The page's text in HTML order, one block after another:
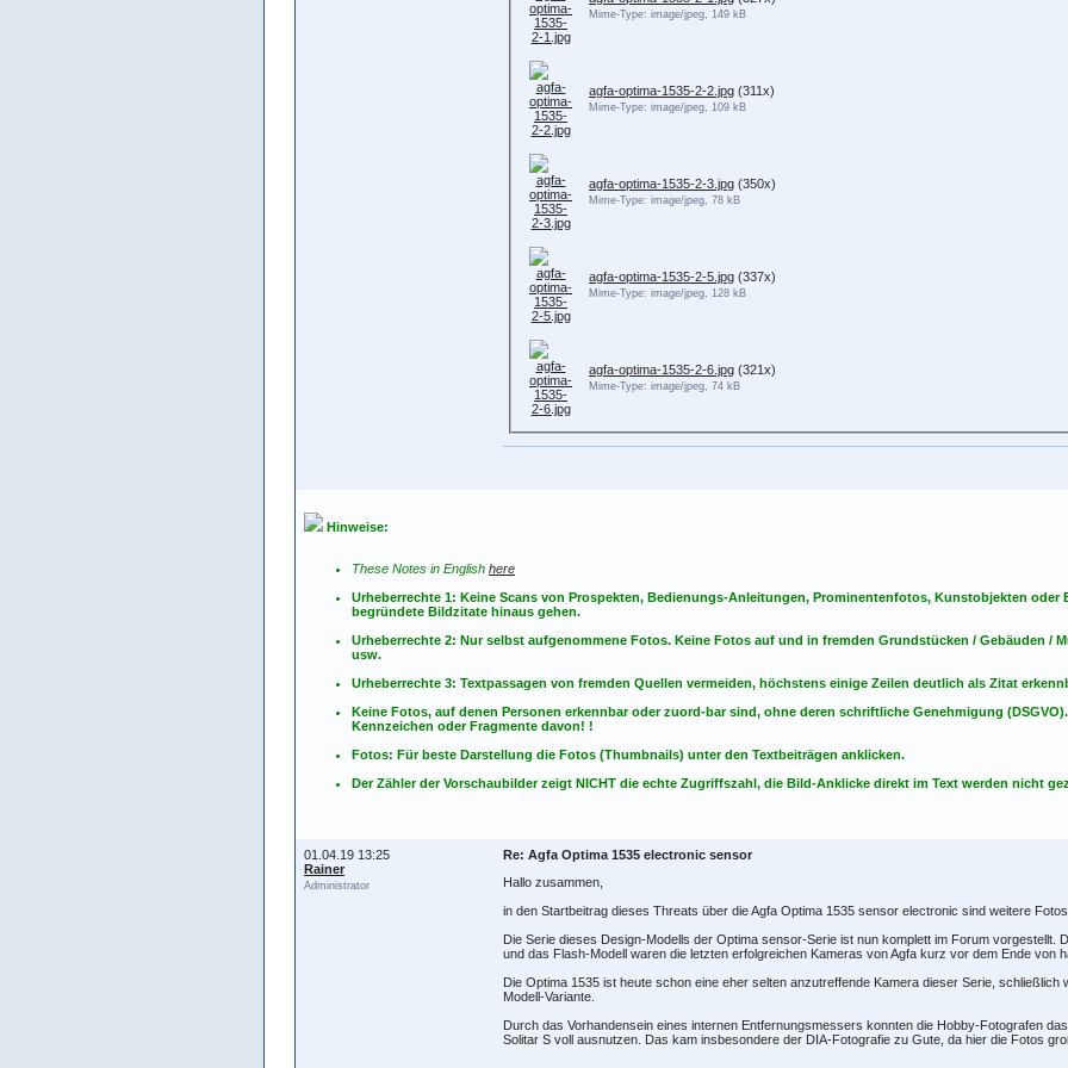
Mime-Type: image/jpeg, 149 kB
agfa-optima-1535-2-2.jpg (311x)
Mime-Type: image/jpeg, 109 kB
agfa-optima-1535-2-3.jpg (350x)
Mime-Type: image/jpeg, 78 kB
agfa-optima-1535-2-5.jpg (337x)
Mime-Type: image/jpeg, 128 kB
agfa-optima-1535-2-6.jpg (321x)
Mime-Type: image/jpeg, 74 kB
Hinweise:
These Notes in English here
Urheberrechte 1: Keine Scans von Prospekten, Bedienungs-Anleitungen, Prominentenfotos, Kunstobjekten
begründete Bildzitate hinaus gehen.
Urheberrechte 2: Nur selbst aufgenommene Fotos. Keine Fotos auf und in fremden Grundstücken / Gebäuden /
usw.
Urheberrechte 3: Textpassagen von fremden Quellen vermeiden, höchstens einige Zeilen deutlich als Zitat
Keine Fotos, auf denen Personen erkennbar oder zuord-bar sind, ohne deren schriftliche Genehmigung
Kennzeichen oder Fragmente davon! !
Fotos: Für beste Darstellung die Fotos (Thumbnails) unter den Textbeiträgen anklicken.
Der Zähler der Vorschaubilder zeigt NICHT die echte Zugriffszahl, die Bild-Anklicke direkt im Text werden nicht
01.04.19 13:25
Rainer
Administrator
Re: Agfa Optima 1535 electronic sensor
Hallo zusammen,
in den Startbeitrag dieses Threats über die Agfa Optima 1535 sensor electronic sind weitere
Die Serie dieses Design-Modells der Optima sensor-Serie ist nun komplett im Forum vorgestellt.
und das Flash-Modell waren die letzten erfolgreichen Kameras von Agfa kurz vor dem Ende von
Die Optima 1535 ist heute schon eine eher selten anzutreffende Kamera dieser Serie, schließlich
Modell-Variante.
Durch das Vorhandensein eines internen Entfernungsmessers konnten die Hobby-Fotografen
Solitar S voll ausnutzen. Das kam insbesondere der DIA-Fotografie zu Gute, da hier die Fotos